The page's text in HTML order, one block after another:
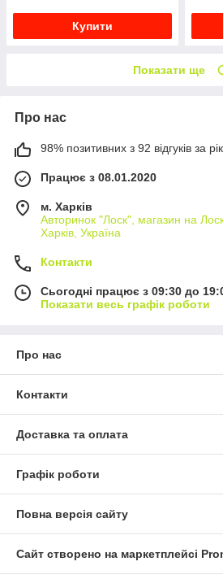
Купити
Показати ще
Про нас
98% позитивних з 92 відгуків за рік
Працює з 08.01.2020
м. Харків
Авторинок "Лоск", магазин на
Харків, Україна
Контакти
Сьогодні працює з 09:30 до
Показати весь графік роботи
Про нас
Контакти
Доставка та оплата
Графік роботи
Повна версія сайту
Сайт створено на маркетплейсі